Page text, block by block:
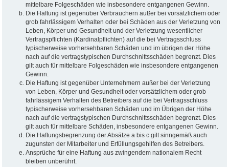
mittelbare Folgeschäden wie insbesondere entgangenen Gewinn.
Die Haftung ist gegenüber Verbrauchern außer bei vorsätzlichem oder
grob fahrlässigem Verhalten oder bei Schäden aus der Verletzung von
Leben, Körper und Gesundheit und der Verletzung wesentlicher
Vertragspflichten (Kardinalpflichten) auf die bei Vertragsschluss
typischerweise vorhersehbaren Schäden und im übrigen der Höhe
nach auf die vertragstypischen Durchschnittsschäden begrenzt. Dies
gilt auch für mittelbare Folgeschäden wie insbesondere entgangenen
Gewinn.
Die Haftung ist gegenüber Unternehmern außer bei der Verletzung
von Leben, Körper und Gesundheit oder vorsätzlichem oder grob
fahrlässigem Verhalten des Betreibers auf die bei Vertragsschluss
typischerweise vorhersehbaren Schäden und im Übrigen der Höhe
nach auf die vertragstypischen Durchschnittsschäden begrenzt. Dies
gilt auch für mittelbare Schäden, insbesondere entgangenen Gewinn.
Die Haftungsbegrenzung der Absätze a bis c gilt sinngemäß auch
zugunsten der Mitarbeiter und Erfüllungsgehilfen des Betreibers.
Ansprüche für eine Haftung aus zwingendem nationalem Recht
bleiben unberührt.